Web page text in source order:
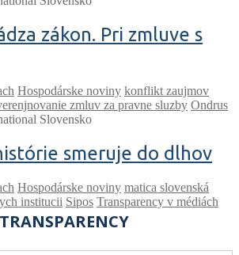
zákon. Pri zmluve s
Hospodárske noviny konflikt zaujmov
zmluv za pravne sluzby Ondrus
smeruje do dlhov
Hospodárske noviny matica slovenská
institucii Sipos Transparency v médiách